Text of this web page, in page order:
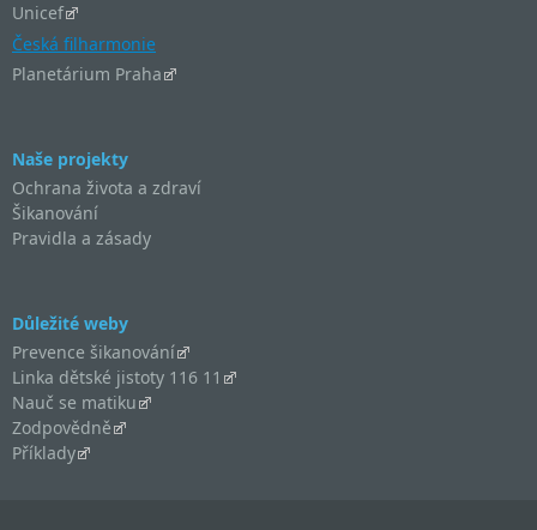
Unicef
Česká filharmonie
Planetárium Praha
Naše projekty
Ochrana života a zdraví
Šikanování
Pravidla a zásady
Důležité weby
Prevence šikanování
Linka dětské jistoty 116 11
Nauč se matiku
Zodpovědně
Příklady